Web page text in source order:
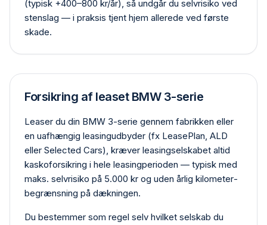
(typisk +400–800 kr/år), så undgår du selvrisiko ved
stenslag — i praksis tjent hjem allerede ved første
skade.
Forsikring af leaset BMW 3-serie
Leaser du din BMW 3-serie gennem fabrikken eller
en uafhængig leasing­udbyder (fx LeasePlan, ALD
eller Selected Cars), kræver leasing­selskabet altid
kasko­forsikring i hele leasing­perioden — typisk med
maks. selvrisiko på 5.000 kr og uden årlig kilometer­
begrænsning på dækningen.
Du bestemmer som regel selv hvilket selskab du